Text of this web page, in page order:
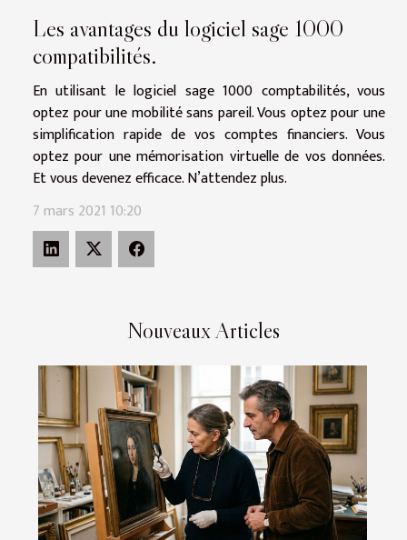
Nouveaux Articles
Les avantages du logiciel sage 1000
compatibilités.
En utilisant le logiciel sage 1000 comptabilités, vous
optez pour une mobilité sans pareil. Vous optez pour une
simplification rapide de vos comptes financiers. Vous
optez pour une mémorisation virtuelle de vos données.
Et vous devenez efficace. N’attendez plus.
7 mars 2021 10:20